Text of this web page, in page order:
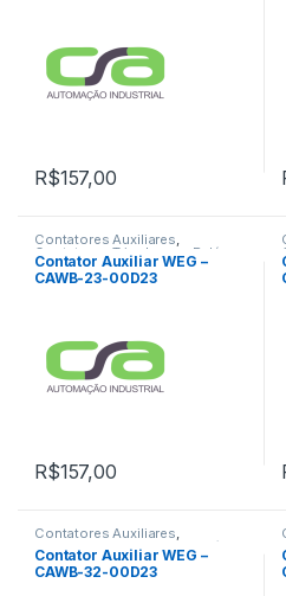
R$157,00
Contatores Auxiliares,
Contatores Tripolares e Relés
Térmicos
Contator Auxiliar WEG –
CAWB-23-00D23
R$157,00
Contatores Auxiliares,
Contatores Tripolares e Relés
Térmicos
Contator Auxiliar WEG –
CAWB-32-00D23